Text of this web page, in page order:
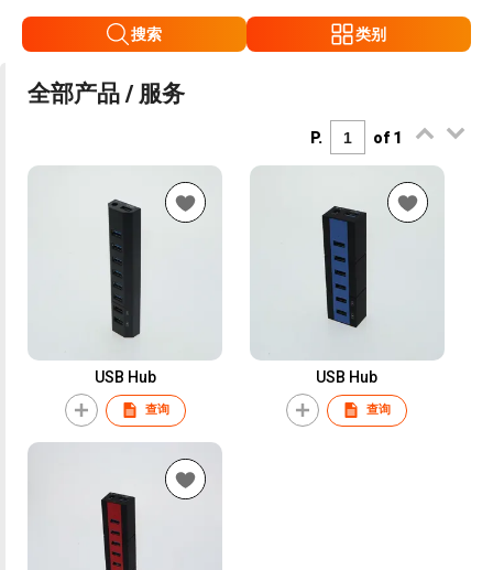
搜索 类别
全部产品 / 服务
P. of 1
USB Hub
查询
USB Hub
查询